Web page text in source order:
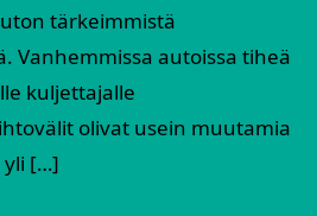
tärkeimmistä
Vanhemmissa autoissa tiheä
kuljettajalle
olivat usein muutamia
yli […]